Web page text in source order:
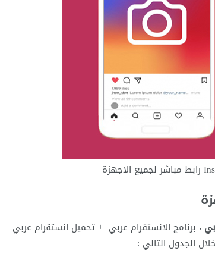
، برنامج الانستقرام عربي +تحميل انستقرام عربي
الجدول التالي :